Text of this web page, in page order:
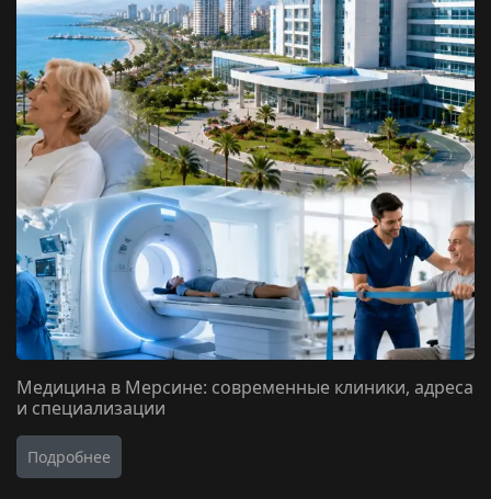
Медицина в Мерсине: современные клиники, адреса
и специализации
Подробнее